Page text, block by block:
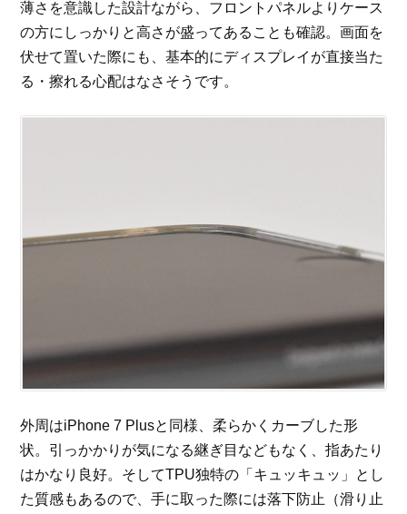
薄さを意識した設計ながら、フロントパネルよりケース
の方にしっかりと高さが盛ってあることも確認。画面を
伏せて置いた際にも、基本的にディスプレイが直接当た
る・擦れる心配はなさそうです。
外周はiPhone 7 Plusと同様、柔らかくカーブした形
状。引っかかりが気になる継ぎ目などもなく、指あたり
はかなり良好。そしてTPU独特の「キュッキュッ」とし
た質感もあるので、手に取った際には落下防止（滑り止